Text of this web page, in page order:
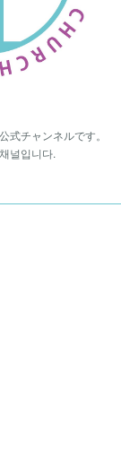
式チャンネルです。
널입니다.